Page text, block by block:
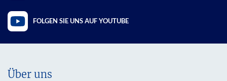
FOLGEN SIE UNS AUF YOUTUBE
Über uns